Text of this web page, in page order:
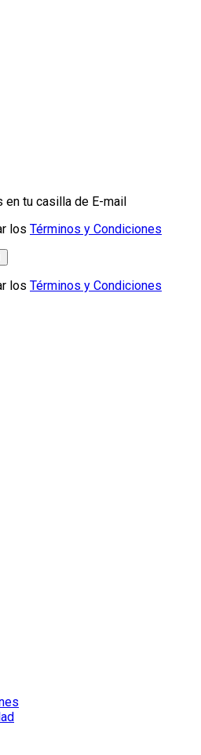
en tu casilla de E-mail
los Términos y Condiciones
los Términos y Condiciones